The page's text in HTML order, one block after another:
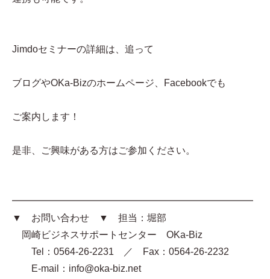
Jimdoセミナーの詳細は、追って
ブログやOKa-Bizのホームページ、Facebookでも
ご案内します！
是非、ご興味がある方はご参加ください。
━━━━━━━━━━━━━━━━━━━━━━━━━
▼ お問い合わせ ▼ 担当：堀部
岡崎ビジネスサポートセンター OKa-Biz
Tel：0564-26-2231 ／ Fax：0564-26-2232
E-mail：info@oka-biz.net